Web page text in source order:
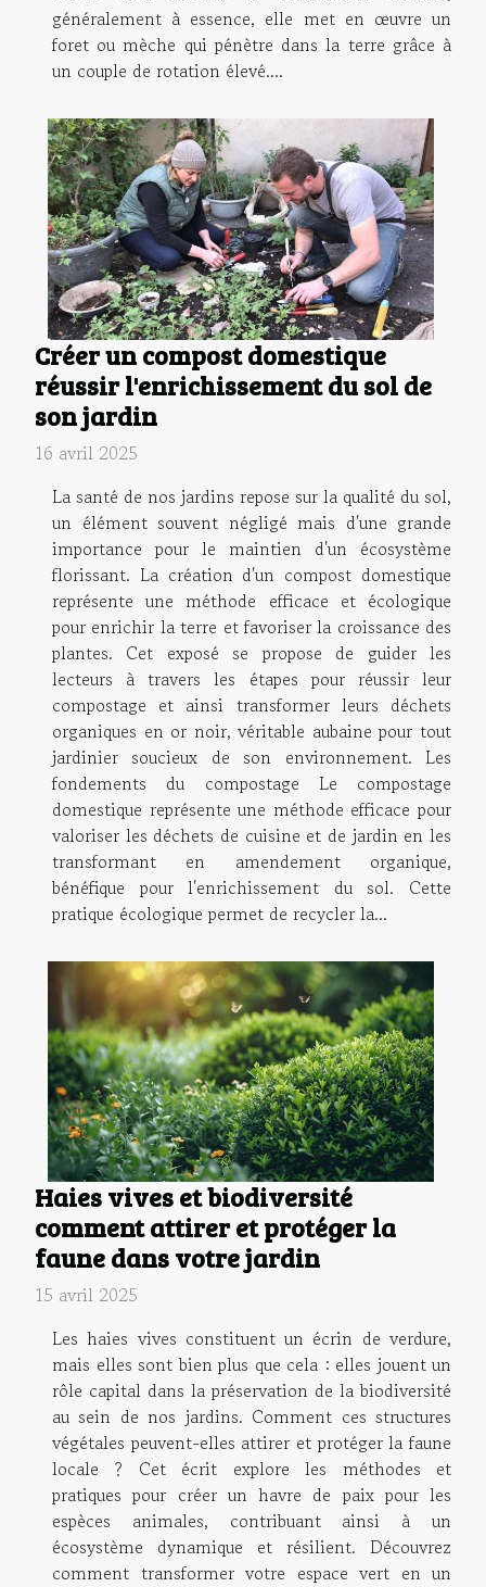
généralement à essence, elle met en œuvre un
foret ou mèche qui pénètre dans la terre grâce à
un couple de rotation élevé....
Créer un compost domestique
réussir l'enrichissement du sol de
son jardin
16 avril 2025
La santé de nos jardins repose sur la qualité du sol,
un élément souvent négligé mais d'une grande
importance pour le maintien d'un écosystème
florissant. La création d'un compost domestique
représente une méthode efficace et écologique
pour enrichir la terre et favoriser la croissance des
plantes. Cet exposé se propose de guider les
lecteurs à travers les étapes pour réussir leur
compostage et ainsi transformer leurs déchets
organiques en or noir, véritable aubaine pour tout
jardinier soucieux de son environnement. Les
fondements du compostage Le compostage
domestique représente une méthode efficace pour
valoriser les déchets de cuisine et de jardin en les
transformant en amendement organique,
bénéfique pour l'enrichissement du sol. Cette
pratique écologique permet de recycler la...
Haies vives et biodiversité
comment attirer et protéger la
faune dans votre jardin
15 avril 2025
Les haies vives constituent un écrin de verdure,
mais elles sont bien plus que cela : elles jouent un
rôle capital dans la préservation de la biodiversité
au sein de nos jardins. Comment ces structures
végétales peuvent-elles attirer et protéger la faune
locale ? Cet écrit explore les méthodes et
pratiques pour créer un havre de paix pour les
espèces animales, contribuant ainsi à un
écosystème dynamique et résilient. Découvrez
comment transformer votre espace vert en un